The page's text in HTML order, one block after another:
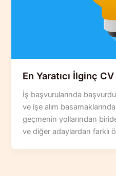
En Yaratıcı İlginç
İş başvurularında
ve işe alım
geçmenin yollarından
ve diğer adaylardan farklı